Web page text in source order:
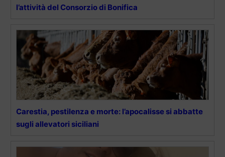
l’attività del Consorzio di Bonifica
Carestia, pestilenza e morte: l’apocalisse si abbatte
sugli allevatori siciliani